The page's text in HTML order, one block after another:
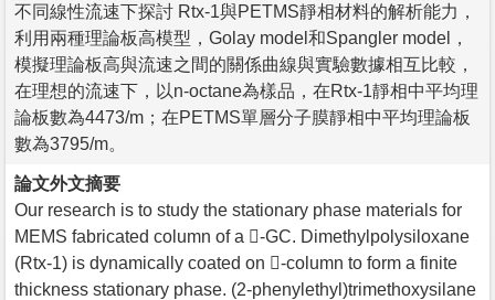
不同線性流速下探討 Rtx-1與PETMS靜相材料的解析能力，
利用兩種理論板高模型，Golay model和Spangler model，
模擬理論板高與流速之間的關係曲線與實驗數據相互比較，
在理想的流速下，以n-octane為樣品，在Rtx-1靜相中平均理
論板數為4473/m；在PETMS單層分子膜靜相中平均理論板
數為3795/m。
論文外文摘要
Our research is to study the stationary phase materials for
MEMS fabricated column of a -GC. Dimethylpolysiloxane
(Rtx-1) is dynamically coated on -column to form a finite
thickness stationary phase. (2-phenylethyl)trimethoxysilane